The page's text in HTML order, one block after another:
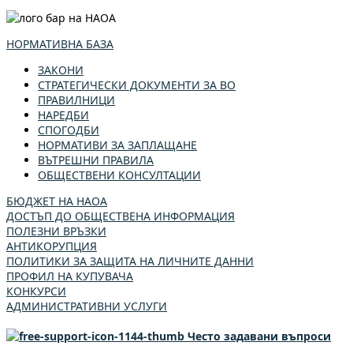
НОРМАТИВНА БАЗА
ЗАКОНИ
СТРАТЕГИЧЕСКИ ДОКУМЕНТИ ЗА ВО
ПРАВИЛНИЦИ
НАРЕДБИ
СПОГОДБИ
НОРМАТИВИ ЗА ЗАПЛАЩАНЕ
ВЪТРЕШНИ ПРАВИЛА
ОБЩЕСТВЕНИ КОНСУЛТАЦИИ
БЮДЖЕТ НА НАОА
ДОСТЪП ДО ОБЩЕСТВЕНА ИНФОРМАЦИЯ
ПОЛЕЗНИ ВРЪЗКИ
АНТИКОРУПЦИЯ
ПОЛИТИКИ ЗА ЗАЩИТА НА ЛИЧНИТЕ ДАННИ
ПРОФИЛ НА КУПУВАЧА
КОНКУРСИ
АДМИНИСТРАТИВНИ УСЛУГИ
Често задавани въпроси